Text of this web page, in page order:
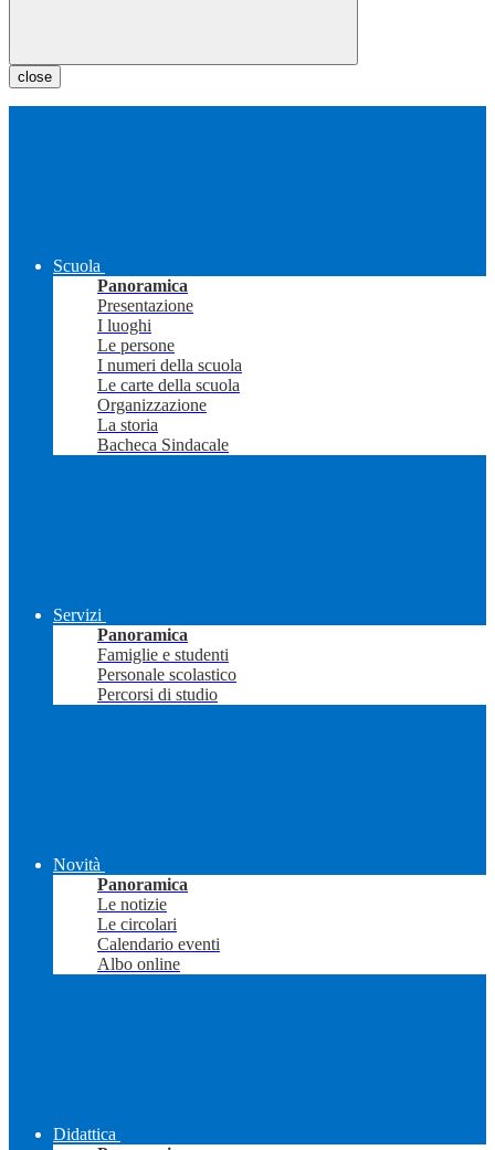
close
Scuola
Panoramica
Presentazione
I luoghi
Le persone
I numeri della scuola
Le carte della scuola
Organizzazione
La storia
Bacheca Sindacale
Servizi
Panoramica
Famiglie e studenti
Personale scolastico
Percorsi di studio
Novità
Panoramica
Le notizie
Le circolari
Calendario eventi
Albo online
Didattica